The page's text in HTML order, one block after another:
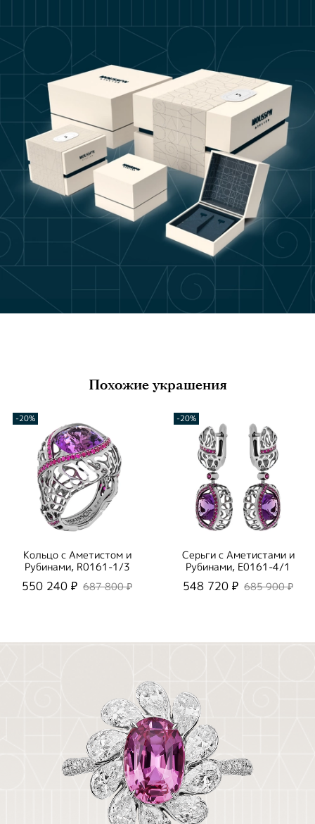
Похожие украшения
-20%
Кольцо с Аметистом и
Рубинами, R0161-1/3
550 240 ₽ 687 800 ₽
-20%
Серьги с Аметистами и
Рубинами, E0161-4/1
548 720 ₽ 685 900 ₽